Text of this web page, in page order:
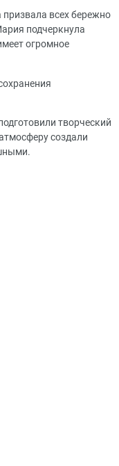
всех бережно
подчеркнула
огромное
творческий
создали